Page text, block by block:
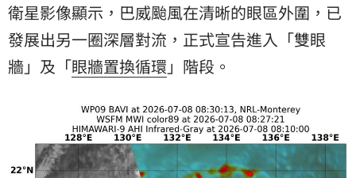
衛星影像顯示，巴威颱風在清晰的眼區外圍，已
發展出另一圈深層對流，正式宣告進入「雙眼
牆」及「眼牆置換循環 」階段。